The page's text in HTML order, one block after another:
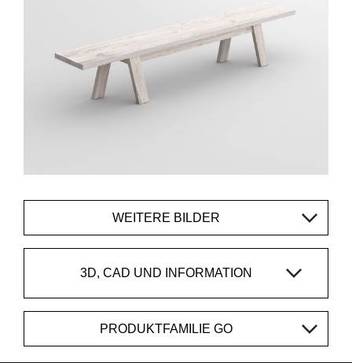
WEITERE BILDER
3D, CAD UND INFORMATION
PRODUKTFAMILIE GO